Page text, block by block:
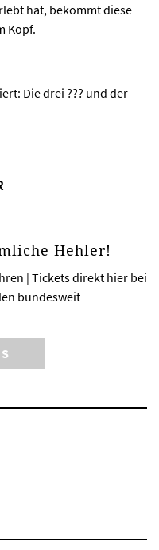
hat, bekommt diese
Kopf.
Die drei ??? und der
Hehler!
| Tickets direkt hier bei
bundesweit